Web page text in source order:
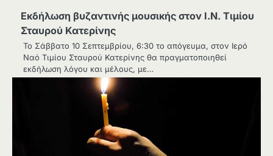
Εκδήλωση βυζαντινής μουσικής στον Ι.Ν. Τιμίου
Σταυρού Κατερίνης
Το Σάββατο 10 Σεπτεμβρίου, 6:30 το απόγευμα, στον Ιερό
Ναό Τιμίου Σταυρού Κατερίνης θα πραγματοποιηθεί
εκδήλωση λόγου και μέλους, με…